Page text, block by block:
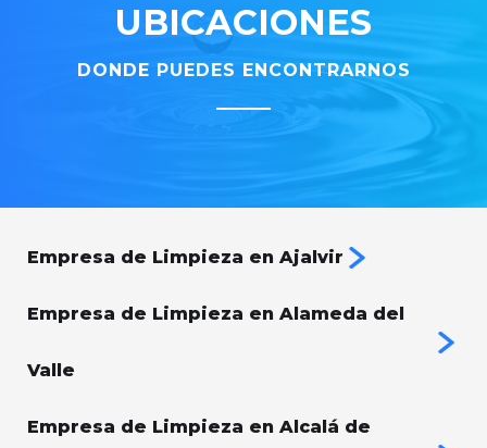
UBICACIONES
DONDE PUEDES ENCONTRARNOS
Empresa de Limpieza en Ajalvir
Empresa de Limpieza en Alameda del
Valle
Empresa de Limpieza en Alcalá de